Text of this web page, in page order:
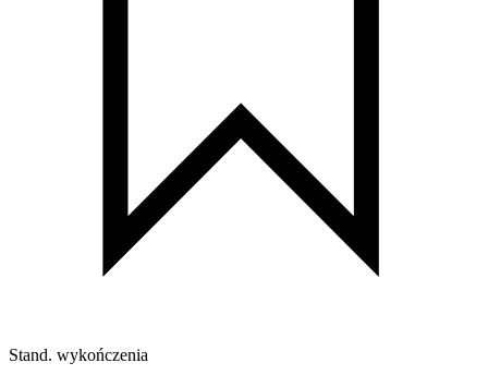
Stand. wykończenia